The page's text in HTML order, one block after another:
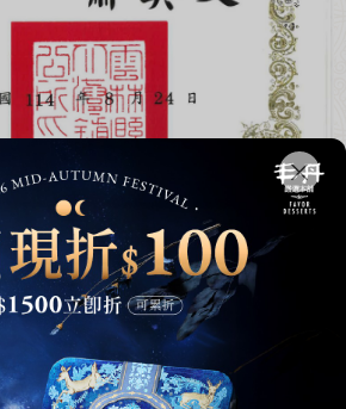
28 07:46:58 瀏覽次數：1706
心物資 雲林縣北港鎮